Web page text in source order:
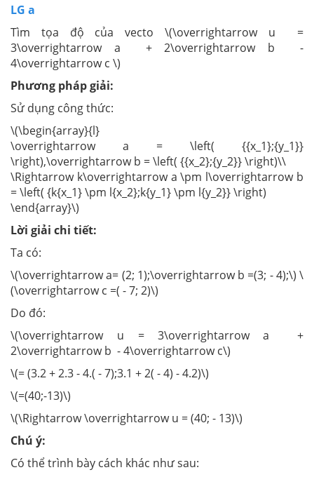
LG a
Tìm tọa độ của vecto \(\overrightarrow u =
3\overrightarrow a + 2\overrightarrow b -
4\overrightarrow c \)
Phương pháp giải:
Sử dụng công thức:
\(\begin{array}{l}
\overrightarrow a = \left( {{x_1};{y_1}}
\right),\overrightarrow b = \left( {{x_2};{y_2}} \right)\\
\Rightarrow k\overrightarrow a \pm l\overrightarrow b
= \left( {k{x_1} \pm l{x_2};k{y_1} \pm l{y_2}} \right)
\end{array}\)
Lời giải chi tiết:
Ta có:
\(\overrightarrow a= (2; 1);\overrightarrow b =(3; - 4);\) \
(\overrightarrow c =( - 7; 2)\)
Do đó:
\(\overrightarrow u = 3\overrightarrow a +
2\overrightarrow b - 4\overrightarrow c\)
\(= (3.2 + 2.3 - 4.( - 7);3.1 + 2( - 4) - 4.2)\)
\(=(40;-13)\)
\(\Rightarrow \overrightarrow u = (40; - 13)\)
Chú ý:
Có thể trình bày cách khác như sau: